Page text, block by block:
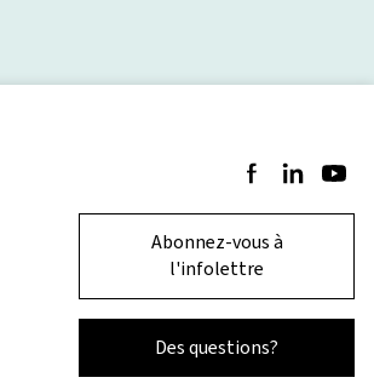
Suivez-nous sur
Suivez-
Abonnez-vous à
l'infolettre
Des questions?